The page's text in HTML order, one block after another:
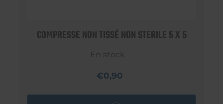
COMPRESSE NON TISSÉ NON STERILE 5 X 5
En stock
€0,90